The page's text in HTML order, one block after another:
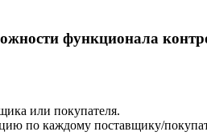
функционала
или покупателя.
по каждому поставщику/